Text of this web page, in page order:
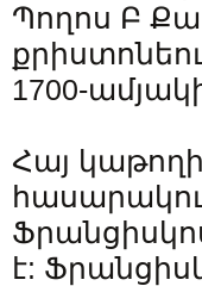
Պողոս Բ
1700-
Հայ
է: